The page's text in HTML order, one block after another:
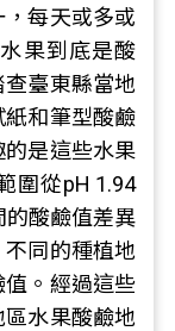
每天或多或
果到底是酸
臺東縣當地
和筆型酸鹼
是這些水果
圍從pH 1.94
的酸鹼值差異
同的種植地
。經過這些
水果酸鹼地